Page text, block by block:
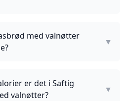
med valnøtter
▼
er det i Saftig
valnøtter?
▼